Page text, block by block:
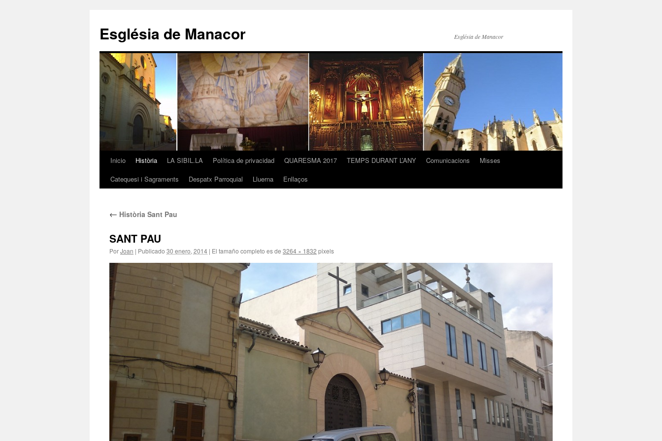
contenido
Església de Manacor Església de Manacor
Inicio Història LA SIBIL.LA Política de privacidad QUARESMA 2017 TEMPS DURANT L’ANY Comunicacions
Misses
Catequesi i Sagraments
Despatx Parroquial Lluerna Enllaços
← Història Sant Pau
SANT PAU
PorJoan | Publicado 30 enero, 2014 | El tamaño completo es de 3264 × 1832 pixels